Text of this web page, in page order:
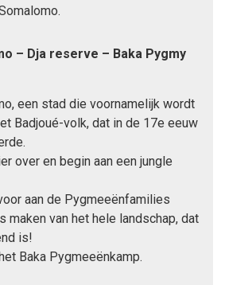
– Dja reserve – Baka Pygmy
een stad die voornamelijk wordt
Badjoué-volk, dat in de 17e eeuw
over en begin aan een jungle
aan de Pygmeeënfamilies
maken van het hele landschap, dat
is!
Baka Pygmeeënkamp.